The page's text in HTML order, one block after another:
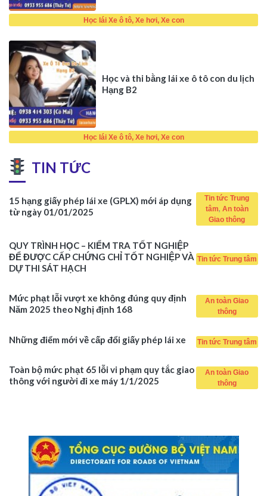
Học lái Xe ô tô, Xe hơi, Xe con
Học và thi bằng lái xe ô tô con du lịch
Hạng B2
Học lái Xe ô tô, Xe hơi, Xe con
TIN TỨC
15 hạng giấy phép lái xe (GPLX) mới áp dụng
từ ngày 01/01/2025
Tin tức Trung
tâm, An toàn
Giao thông
QUY TRÌNH HỌC – KIỂM TRA TỐT NGHIỆP
ĐỂ ĐƯỢC CẤP CHỨNG CHỈ TỐT NGHIỆP VÀ
DỰ THI SÁT HẠCH
Tin tức Trung tâm
Mức phạt lỗi vượt xe không đúng quy định
Năm 2025 theo Nghị định 168
An toàn Giao
thông
Những điểm mới về cấp đổi giấy phép lái xe Tin tức Trung tâm
Toàn bộ mức phạt 65 lỗi vi phạm quy tắc giao
thông với người đi xe máy 1/1/2025
An toàn Giao
thông